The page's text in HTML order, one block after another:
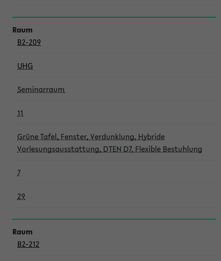
B2-209
UHG
Seminarraum
11
Grüne Tafel, Fenster, Verdunklung, Hybride
Vorlesungsausstattung, DTEN D7, Flexible Bestuhlung
7
29
B2-212